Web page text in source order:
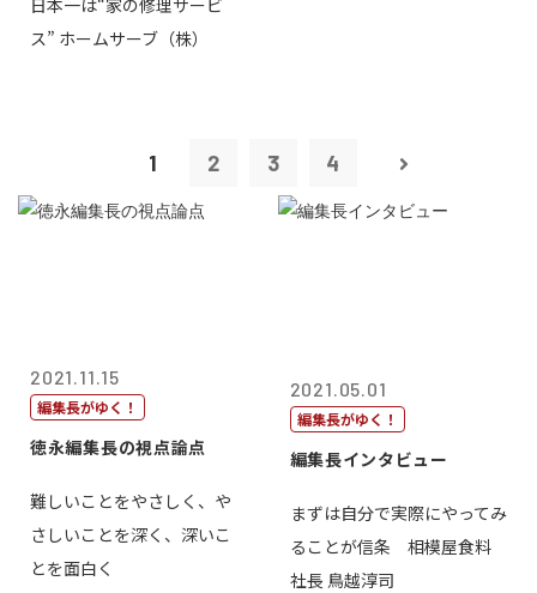
ネス大賞20...
日本一は“家の修理サービ
ス” ホームサーブ（株）
1 2 3 4
2021.11.15
編集長がゆく！
徳永編集長の視点論点
難しいことをやさしく、や
さしいことを深く、深いこ
とを面白く
2021.05.01
編集長がゆく！
編集長インタビュー
まずは自分で実際にやってみ
ることが信条 相模屋食料
社長 鳥越淳司